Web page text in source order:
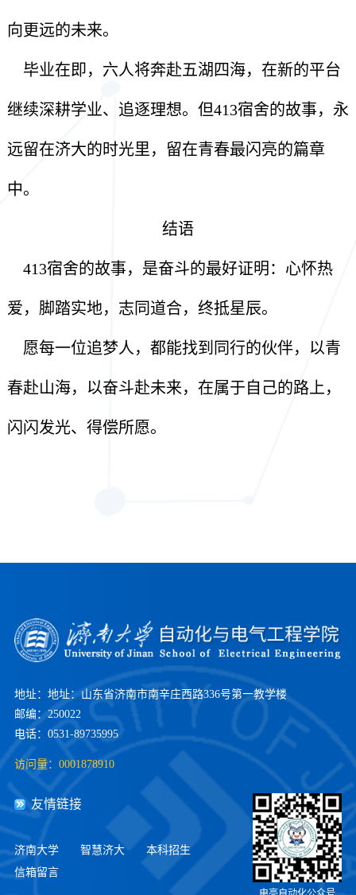
向更远的未来。
毕业在即，六人将奔赴五湖四海，在新的平台
继续深耕学业、追逐理想。但413宿舍的故事，永
远留在济大的时光里，留在青春最闪亮的篇章
中。
结语
413宿舍的故事，是奋斗的最好证明：心怀热
爱，脚踏实地，志同道合，终抵星辰。
愿每一位追梦人，都能找到同行的伙伴，以青
春赴山海，以奋斗赴未来，在属于自己的路上，
闪闪发光、得偿所愿。
地址：地址：山东省济南市南辛庄西路336号第一教学楼
邮编：250022
电话：0531-89735995
访问量： 0001878910
友情链接
济南大学 智慧济大
本科招生
信箱留言